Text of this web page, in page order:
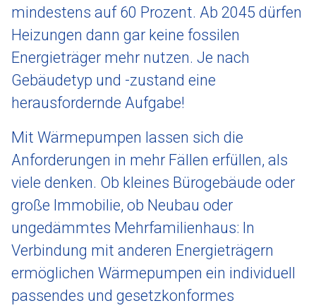
mindestens auf 60 Prozent. Ab 2045 dürfen
Heizungen dann gar keine fossilen
Energieträger mehr nutzen. Je nach
Gebäudetyp und -zustand eine
herausfordernde Aufgabe!
Mit Wärmepumpen lassen sich die
Anforderungen in mehr Fällen erfüllen, als
viele denken. Ob kleines Bürogebäude oder
große Immobilie, ob Neubau oder
ungedämmtes Mehrfamilienhaus: In
Verbindung mit anderen Energieträgern
ermöglichen Wärmepumpen ein individuell
passendes und gesetzkonformes